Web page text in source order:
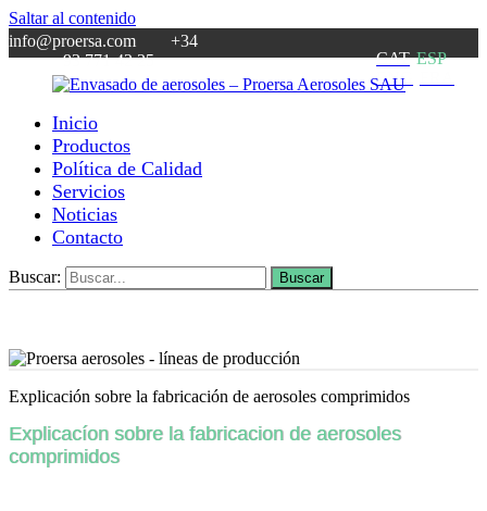
Saltar al contenido
info@proersa.com +34
93 771 42 25
CAT ESP
ENG
Envasado
aerosoles
Proersa
Aerosoles
Fabricante
aerosoles
desde
1969
Inicio
Productos
Política de Calidad
Servicios
Noticias
Contacto
Buscar: Buscar
Explicación sobre la fabricación de aerosoles comprimidos
Explicacíon sobre la fabricacion de aerosoles
comprimidos